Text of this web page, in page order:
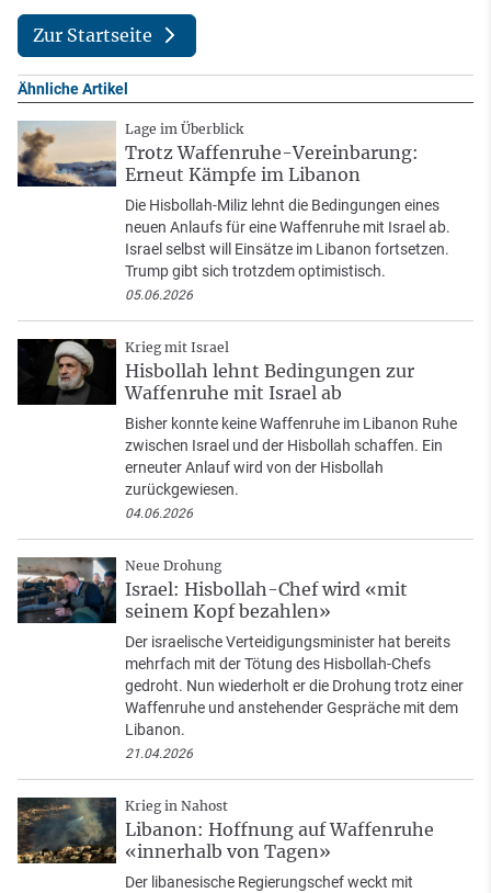
Zur Startseite
Ähnliche Artikel
Lage im Überblick
Trotz Waffenruhe-Vereinbarung:
Erneut Kämpfe im Libanon
Die Hisbollah-Miliz lehnt die Bedingungen eines
neuen Anlaufs für eine Waffenruhe mit Israel ab.
Israel selbst will Einsätze im Libanon fortsetzen.
Trump gibt sich trotzdem optimistisch.
05.06.2026
Krieg mit Israel
Hisbollah lehnt Bedingungen zur
Waffenruhe mit Israel ab
Bisher konnte keine Waffenruhe im Libanon Ruhe
zwischen Israel und der Hisbollah schaffen. Ein
erneuter Anlauf wird von der Hisbollah
zurückgewiesen.
04.06.2026
Neue Drohung
Israel: Hisbollah-Chef wird «mit
seinem Kopf bezahlen»
Der israelische Verteidigungsminister hat bereits
mehrfach mit der Tötung des Hisbollah-Chefs
gedroht. Nun wiederholt er die Drohung trotz einer
Waffenruhe und anstehender Gespräche mit dem
Libanon.
21.04.2026
Krieg in Nahost
Libanon: Hoffnung auf Waffenruhe
«innerhalb von Tagen»
Der libanesische Regierungschef weckt mit